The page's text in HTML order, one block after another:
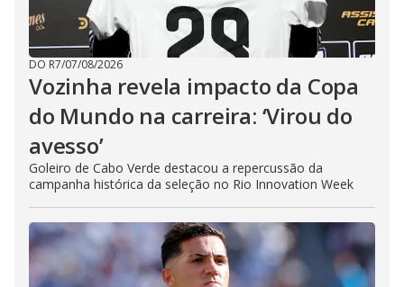
DO R7/07/08/2026
Vozinha revela impacto da Copa
do Mundo na carreira: ‘Virou do
avesso’
Goleiro de Cabo Verde destacou a repercussão da
campanha histórica da seleção no Rio Innovation Week